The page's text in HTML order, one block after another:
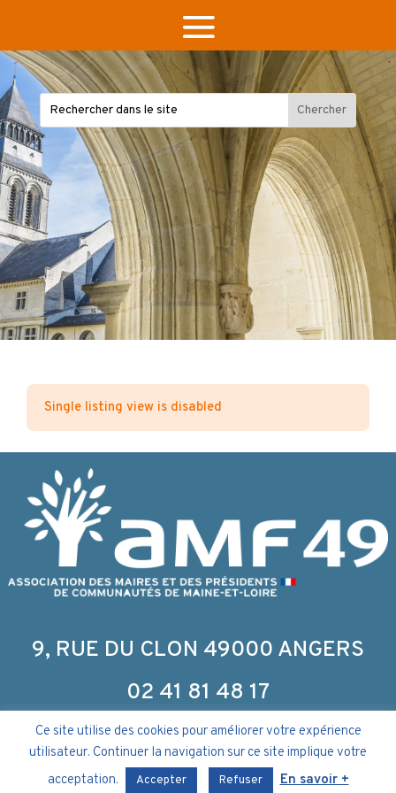
Single listing view is disabled
9, RUE DU CLON 49000 ANGERS
02 41 81 48 17
Politique de confidentialité & Mentions légales–
Ce site utilise des cookies pour améliorer votre expérience
utilisateur. Continuer la navigation sur ce site implique votre
acceptation.
Accepter Refuser En savoir +